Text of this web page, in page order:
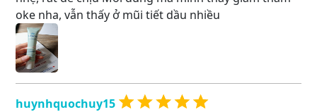
oke nha, vẫn thấy ở mũi tiết dầu nhiều
huynhquochuy15